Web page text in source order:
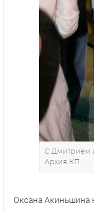
С Дмитрием
Архив КП
Оксана Акиньшина